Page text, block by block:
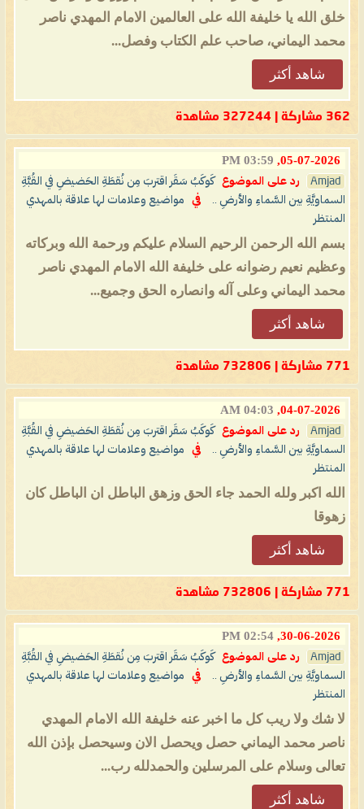
خلق الله يا خليفة الله على العالمين الامام المهدي ناصر
محمد اليماني، صاحب علم الكتاب وفصل...
شاهد أكثر
362 مشاركة | 327244 مشاهدة
05-07-2026,
03:59 PM
Amjad رد على الموضوع
كَوكَبُ سَقَر اقتربَ مِن نُقطَةِ الحَضيضِ في القُبَّةِ
السماويَّةِ بين السَّماءِ والأرضِ ..
في
مواضيع وعلامات لها علاقة بالمهدي
المنتظر
بسم الله الرحمن الرحيم السلام عليكم ورحمة الله وبركاته
وعظيم نعيم رضوانه على خليفة الله الامام المهدي ناصر
محمد اليماني وعلى آله وانصاره الحق وجميع...
شاهد أكثر
771 مشاركة | 732806 مشاهدة
04-07-2026,
04:03 AM
Amjad رد على الموضوع
كَوكَبُ سَقَر اقتربَ مِن نُقطَةِ الحَضيضِ في القُبَّةِ
السماويَّةِ بين السَّماءِ والأرضِ ..
في
مواضيع وعلامات لها علاقة بالمهدي
المنتظر
الله اكبر ولله الحمد جاء الحق وزهق الباطل ان الباطل كان
زهوقا
شاهد أكثر
771 مشاركة | 732806 مشاهدة
30-06-2026,
02:54 PM
Amjad رد على الموضوع
كَوكَبُ سَقَر اقتربَ مِن نُقطَةِ الحَضيضِ في القُبَّةِ
السماويَّةِ بين السَّماءِ والأرضِ ..
في
مواضيع وعلامات لها علاقة بالمهدي
المنتظر
لا شك ولا ريب كل ما اخبر عنه خليفة الله الامام المهدي
ناصر محمد اليماني حصل ويحصل الان وسيحصل بإذن الله
تعالى وسلام على المرسلين والحمدلله رب...
شاهد أكثر